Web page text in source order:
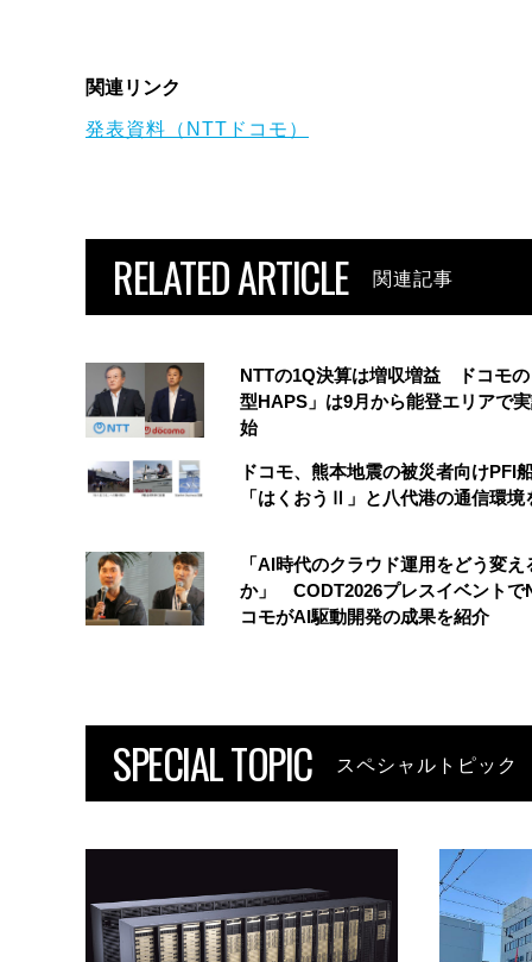
関連リンク
発表資料（NTTドコモ）
RELATED ARTICLE 関連記事
NTTの1Q決算は増収増益 ドコモ
型HAPS」は9月から能登エリアで
始
ドコモ、熊本地震の被災者向けPFI
「はくおうⅡ」と八代港の通信環境
「AI時代のクラウド運用をどう変え
か」 CODT2026プレスイベントで
コモがAI駆動開発の成果を紹介
SPECIAL TOPIC スペシャルトピック